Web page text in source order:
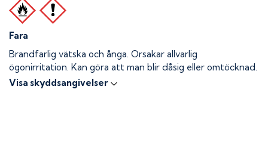
Fara
Brandfarlig vätska och ånga. Orsakar allvarlig
ögonirritation. Kan göra att man blir dåsig eller omtöcknad.
Visa skyddsangivelser